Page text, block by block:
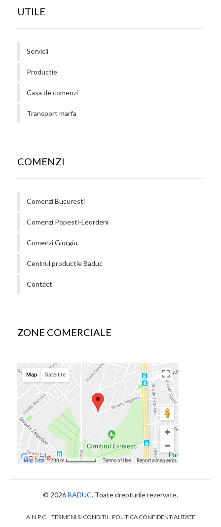
UTILE
Servicii
Productie
Casa de comenzi
Transport marfa
COMENZI
Comenzi Bucuresti
Comenzi Popesti-Leordeni
Comenzi Giurgiu
Centrul productie Baduc
Contact
ZONE COMERCIALE
© 2026BADUC. Toate drepturile rezervate.
A.N.P.C. TERMENI SI CONDITII POLITICA CONFIDENTIALITATE